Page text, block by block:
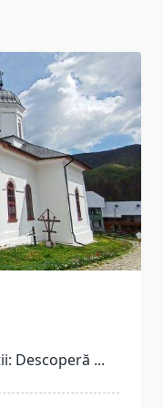
Descoperă ...